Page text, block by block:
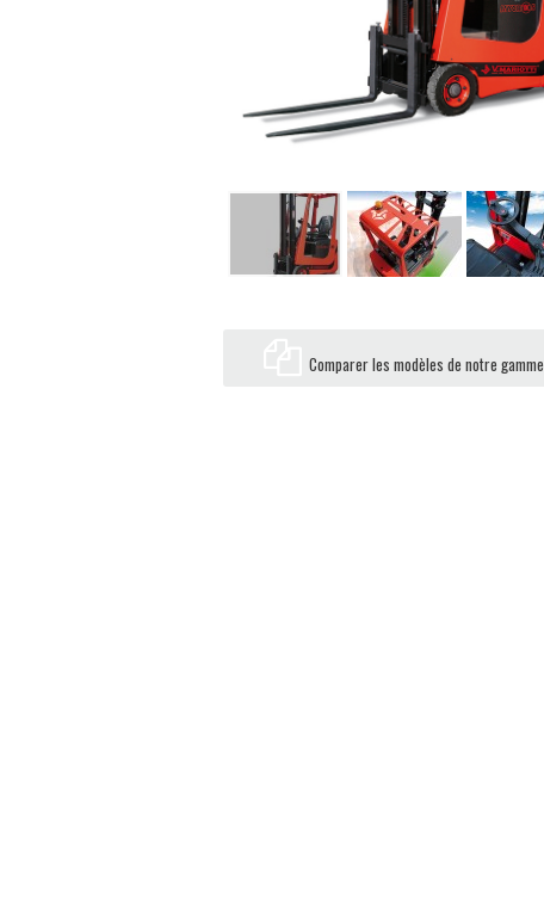
Comparer les modèles de notre gamme